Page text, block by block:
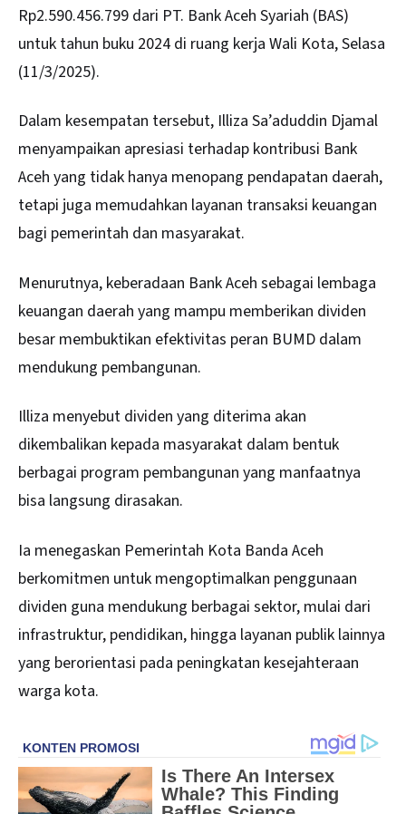
Rp2.590.456.799 dari PT. Bank Aceh Syariah (BAS)
untuk tahun buku 2024 di ruang kerja Wali Kota, Selasa
(11/3/2025).
Dalam kesempatan tersebut, Illiza Sa’aduddin Djamal
menyampaikan apresiasi terhadap kontribusi Bank
Aceh yang tidak hanya menopang pendapatan daerah,
tetapi juga memudahkan layanan transaksi keuangan
bagi pemerintah dan masyarakat.
Menurutnya, keberadaan Bank Aceh sebagai lembaga
keuangan daerah yang mampu memberikan dividen
besar membuktikan efektivitas peran BUMD dalam
mendukung pembangunan.
Illiza menyebut dividen yang diterima akan
dikembalikan kepada masyarakat dalam bentuk
berbagai program pembangunan yang manfaatnya
bisa langsung dirasakan.
Ia menegaskan Pemerintah Kota Banda Aceh
berkomitmen untuk mengoptimalkan penggunaan
dividen guna mendukung berbagai sektor, mulai dari
infrastruktur, pendidikan, hingga layanan publik lainnya
yang berorientasi pada peningkatan kesejahteraan
warga kota.